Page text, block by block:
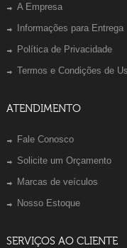
A Empresa
Informações para Entrega
Política de Privacidade
Termos e Condições de
ATENDIMENTO
Fale Conosco
Solicite um Orçamento
Marcas de veículos
Nosso Estoque
SERVIÇOS AO CLIENTE